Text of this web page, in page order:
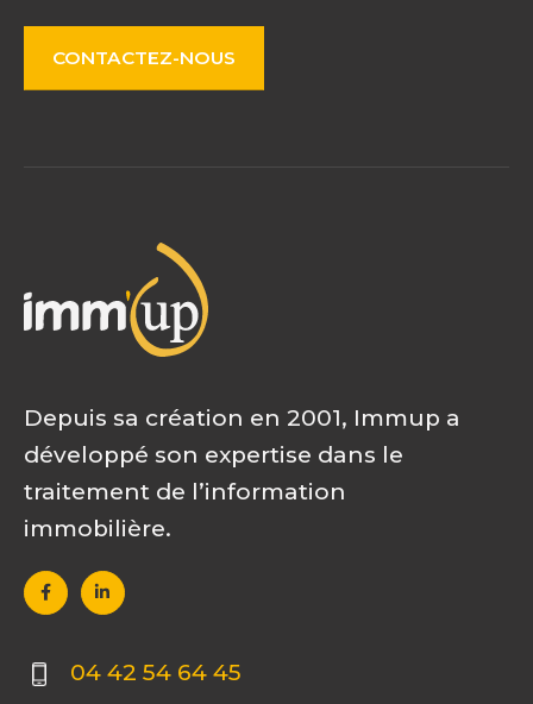
CONTACTEZ-NOUS
Depuis sa création en 2001, Immup a
développé son expertise dans le
traitement de l’information
immobilière.
04 42 54 64 45